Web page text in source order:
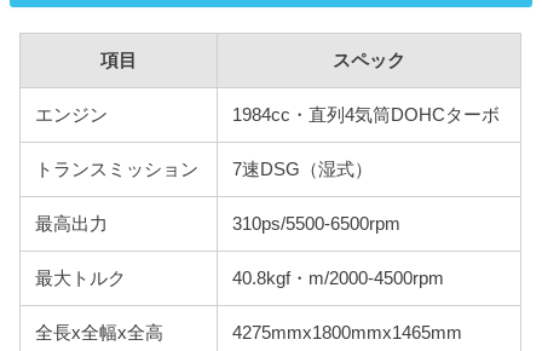
項目 スペック
エンジン 1984cc・直列4気筒DOHCターボ
トランスミッション 7速DSG（湿式）
最高出力 310ps/5500-6500rpm
最大トルク 40.8kgf・m/2000-4500rpm
全長x全幅x全高 4275mmx1800mmx1465mm